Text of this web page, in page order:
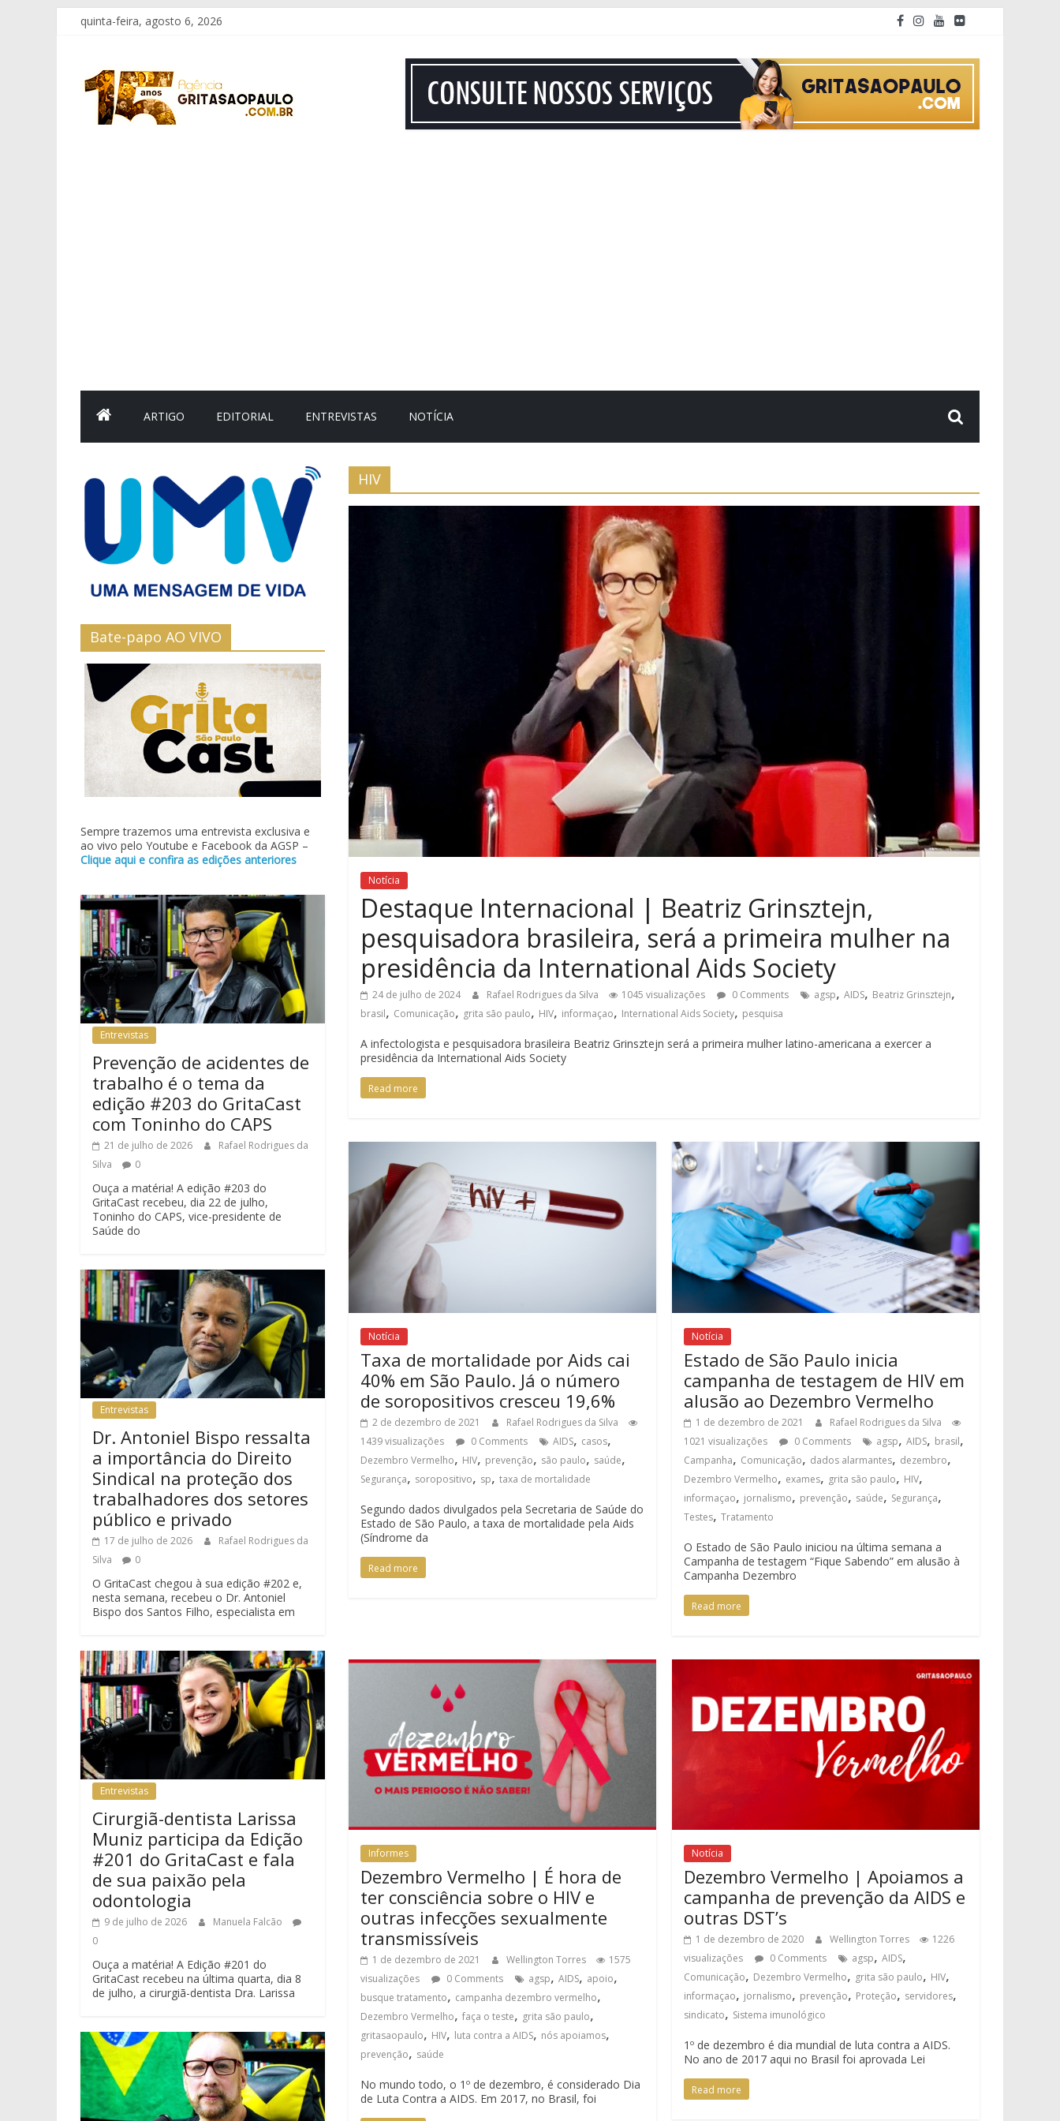
Pular
para
conteúdo
quinta-feira, agosto 6, 2026
Grita
São
ARTIGO EDITORIAL ENTREVISTAS NOTÍCIA
HIV
Notícia
Destaque Internacional | Beatriz Grinsztejn,
pesquisadora brasileira, será a primeira mulher na
presidência da International Aids Society
24 de julho de 2024 Rafael Rodrigues da Silva 1045 visualizações 0 Comments agsp, AIDS, Beatriz Grinsztejn,
brasil, Comunicação, grita são paulo, HIV, informaçao, International Aids Society, pesquisa
A infectologista e pesquisadora brasileira Beatriz Grinsztejn será a primeira mulher latino-americana a exercer a
presidência da International Aids Society
Read more
Notícia
Taxa de mortalidade por Aids cai
40% em São Paulo. Já o número
de soropositivos cresceu 19,6%
2 de dezembro de 2021
Rafael Rodrigues da Silva
1439 visualizações
0 Comments AIDS, casos,
Dezembro Vermelho, HIV, prevenção, são paulo, saúde,
Segurança, soropositivo, sp, taxa de mortalidade
Segundo dados divulgados pela Secretaria de Saúde do
Estado de São Paulo, a taxa de mortalidade pela Aids
(Síndrome da
Read more
Notícia
Estado de São Paulo inicia
campanha de testagem de HIV em
alusão ao Dezembro Vermelho
1 de dezembro de 2021
Rafael Rodrigues da Silva
1021 visualizações
0 Comments agsp,AIDS, brasil,
Campanha, Comunicação, dados alarmantes, dezembro,
Dezembro Vermelho, exames, grita são paulo, HIV,
informaçao, jornalismo, prevenção, saúde, Segurança,
Testes,Tratamento
O Estado de São Paulo iniciou na última semana a
Campanha de testagem “Fique Sabendo” em alusão à
Campanha Dezembro
Read more
Informes
Dezembro Vermelho | É hora de
ter consciência sobre o HIV e
outras infecções sexualmente
transmissíveis
1 de dezembro de 2021 Wellington Torres
1575
visualizações
0 Comments agsp, AIDS, apoio,
busque tratamento, campanha dezembro vermelho,
Dezembro Vermelho, faça o teste, grita são paulo,
gritasaopaulo, HIV, luta contra a AIDS, nós apoiamos,
prevenção, saúde
No mundo todo, o 1º de dezembro, é considerado Dia
de Luta Contra a AIDS. Em 2017, no Brasil, foi
Notícia
Dezembro Vermelho | Apoiamos a
campanha de prevenção da AIDS e
outras DST’s
1 de dezembro de 2020 Wellington Torres
1226
visualizações
0 Comments agsp,AIDS,
Comunicação, Dezembro Vermelho, grita são paulo, HIV,
informaçao, jornalismo, prevenção, Proteção, servidores,
sindicato, Sistema imunológico
1º de dezembro é dia mundial de luta contra a AIDS.
No ano de 2017 aqui no Brasil foi aprovada Lei
Read more
Bate-papo AO VIVO
Sempre trazemos uma entrevista exclusiva e
ao vivo pelo Youtube e Facebook da AGSP –
Clique aqui e confira as edições anteriores
Entrevistas
Prevenção de acidentes de
trabalho é o tema da
edição #203 do GritaCast
com Toninho do CAPS
21 de julho de 2026
Rafael Rodrigues da
Silva
0
Ouça a matéria! A edição #203 do
GritaCast recebeu, dia 22 de julho,
Toninho do CAPS, vice-presidente de
Saúde do
Entrevistas
Dr. Antoniel Bispo ressalta
a importância do Direito
Sindical na proteção dos
trabalhadores dos setores
público e privado
17 de julho de 2026
Rafael Rodrigues da
Silva
0
O GritaCast chegou à sua edição #202 e,
nesta semana, recebeu o Dr. Antoniel
Bispo dos Santos Filho, especialista em
Entrevistas
Cirurgiã-dentista Larissa
Muniz participa da Edição
#201 do GritaCast e fala
de sua paixão pela
odontologia
9 de julho de 2026
Manuela Falcão
0
Ouça a matéria! A Edição #201 do
GritaCast recebeu na última quarta, dia 8
de julho, a cirurgiã-dentista Dra. Larissa